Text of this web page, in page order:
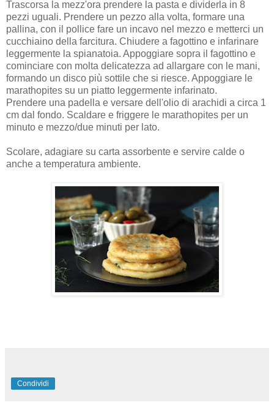
Trascorsa la mezz'ora prendere la pasta e dividerla in 8
pezzi uguali. Prendere un pezzo alla volta, formare una
pallina, con il pollice fare un incavo nel mezzo e metterci un
cucchiaino della farcitura. Chiudere a fagottino e infarinare
leggermente la spianatoia. Appoggiare sopra il fagottino e
cominciare con molta delicatezza ad allargare con le mani,
formando un disco più sottile che si riesce. Appoggiare le
marathopites su un piatto leggermente infarinato.
Prendere una padella e versare dell'olio di arachidi a circa 1
cm dal fondo. Scaldare e friggere le marathopites per un
minuto e mezzo/due minuti per lato.
Scolare, adagiare su carta assorbente e servire calde o
anche a temperatura ambiente.
Condividi